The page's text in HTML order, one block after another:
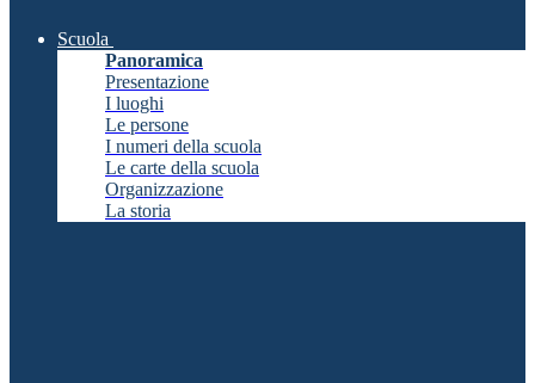
Scuola
Panoramica
Presentazione
I luoghi
Le persone
I numeri della scuola
Le carte della scuola
Organizzazione
La storia